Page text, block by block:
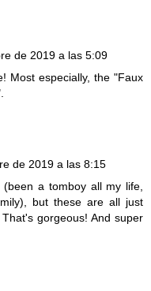
de 2019 a las 5:09
Most especially, the "Faux
de 2019 a las 8:15
a tomboy all my life,
but these are all just
gorgeous! And super